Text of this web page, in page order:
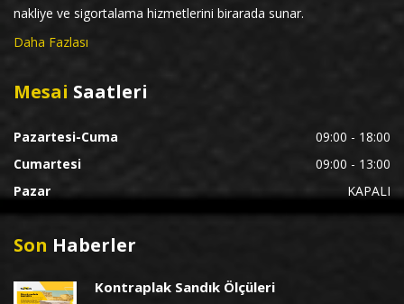
nakliye ve sigortalama hizmetlerini birarada sunar.
Daha Fazlası
Mesai Saatleri
Pazartesi-Cuma
09:00 - 18:00
Cumartesi
09:00 - 13:00
Pazar
KAPALI
Son Haberler
Kontraplak Sandık Ölçüleri